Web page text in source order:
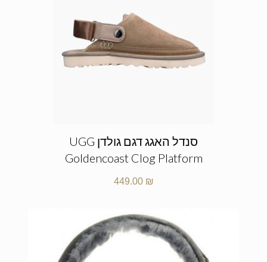
סנדל האגג דגם גולדן UGG
Goldencoast Clog Platform
449.00 ₪